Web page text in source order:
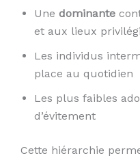
Une dominante
et aux lieux
Les individus
place au quotidien
Les plus faibles
d’évitement
Cette hiérarchie